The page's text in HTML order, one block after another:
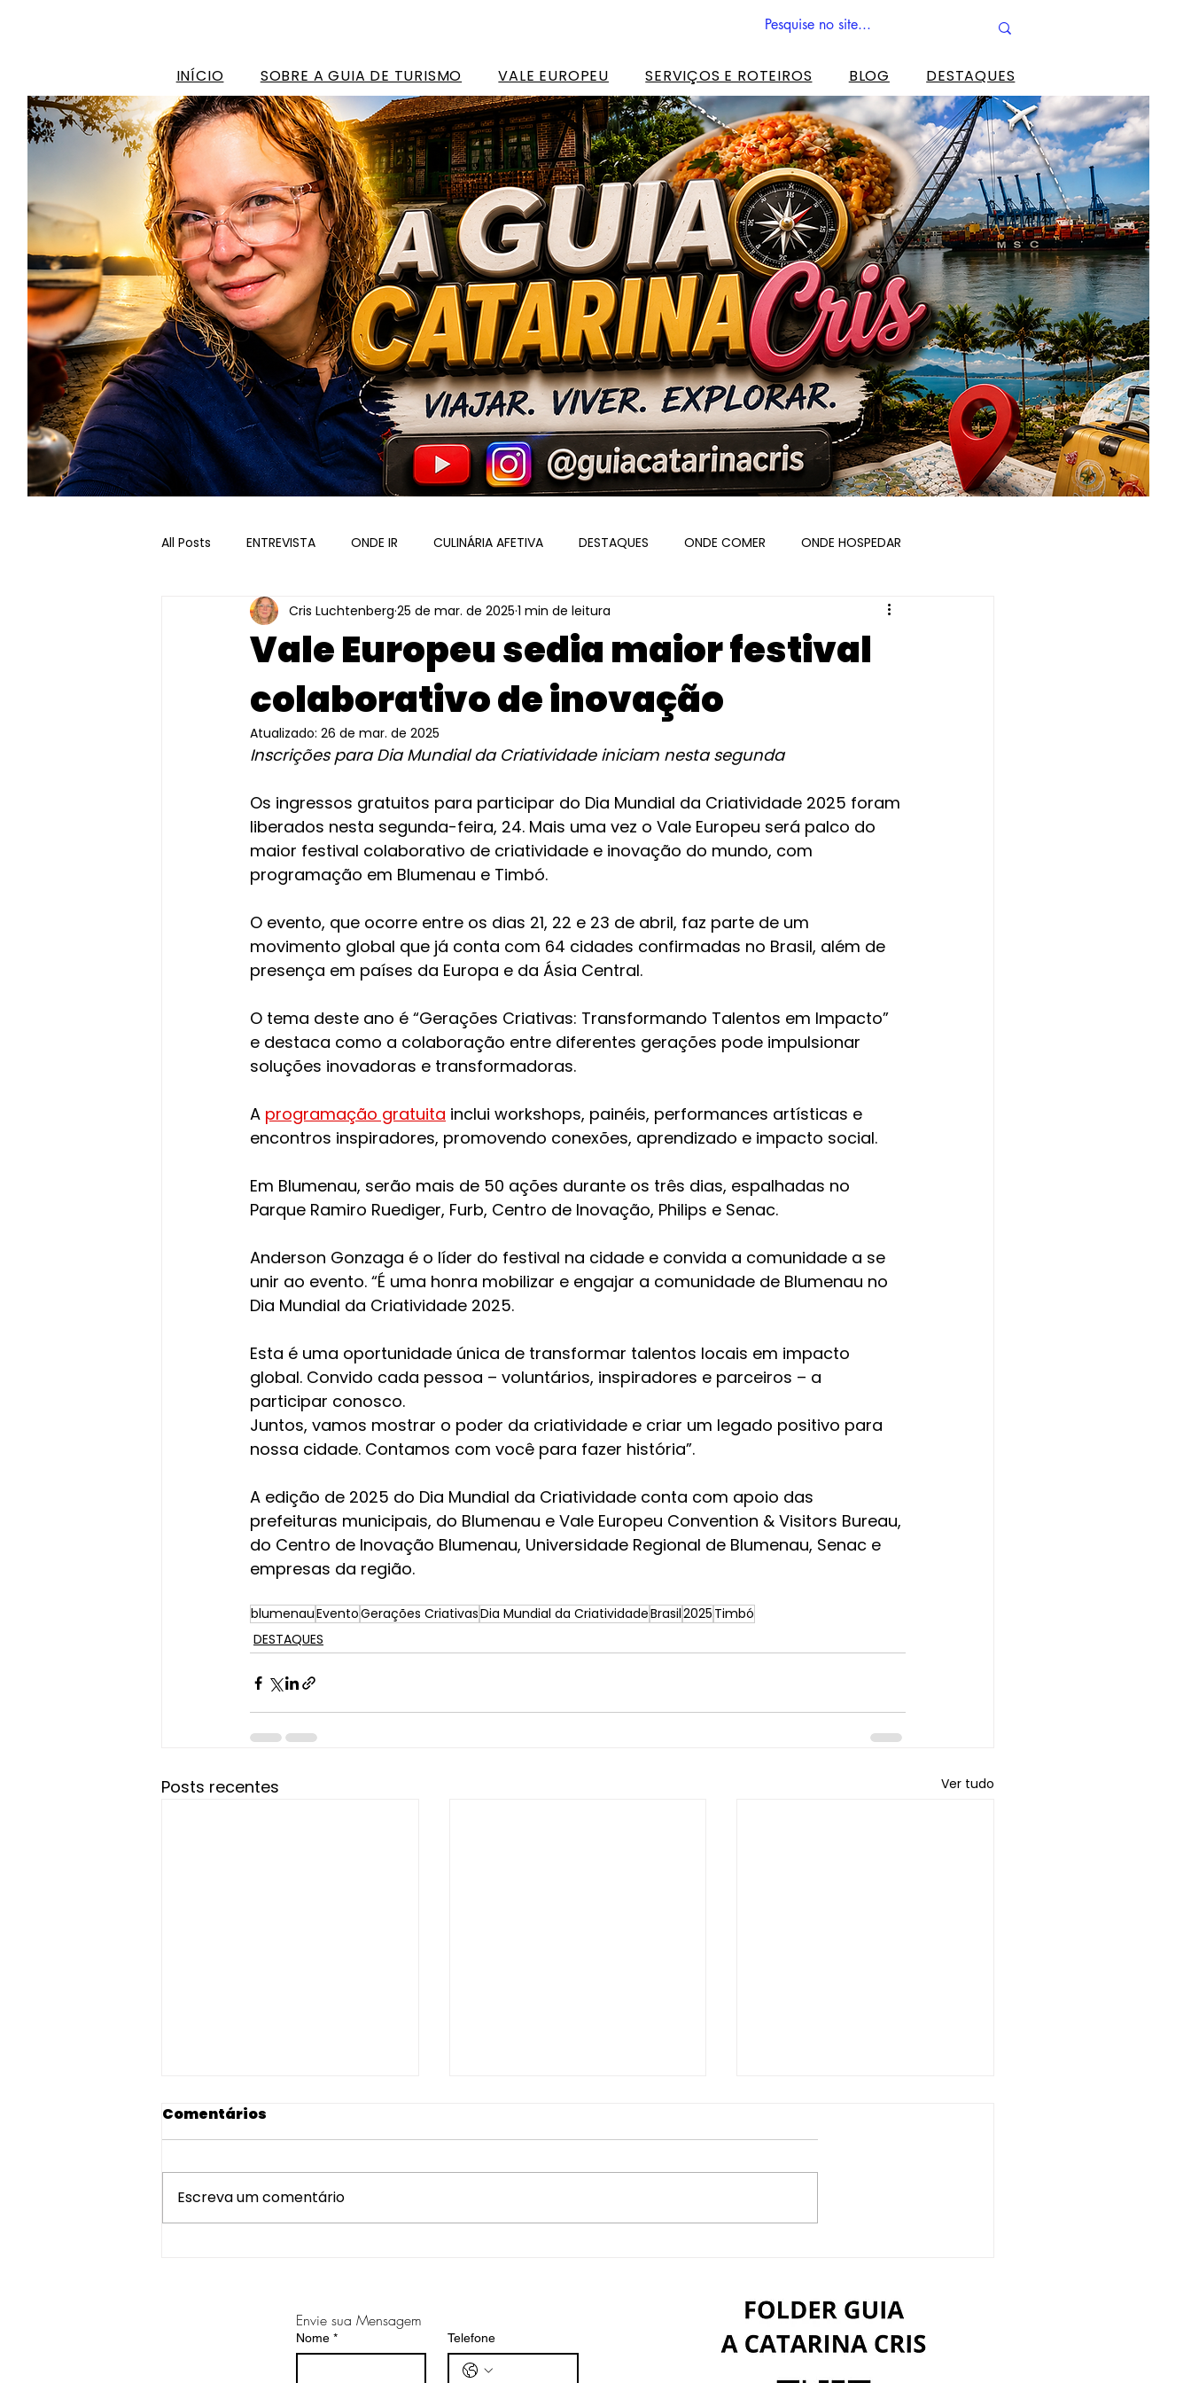
INÍCIO SOBRE A GUIA DE TURISMO VALE EUROPEU SERVIÇOS E ROTEIROS BLOG DESTAQUES
All Posts ENTREVISTA ONDE IR CULINÁRIA AFETIVA DESTAQUES ONDE COMER ONDE HOSPEDAR
ROTEIROS RECEPTIVOS VALE EUROPEU BLUMENAU ITAJAÍ SERVIÇOS E ROTEIROS
Vale Europeu sedia maior festival
colaborativo de inovação
Cris Luchtenberg 25 de mar. de 2025 1 min de leitura
Atualizado: 26 de mar. de 2025
Inscrições para Dia Mundial da Criatividade iniciam nesta segunda
Os ingressos gratuitos para participar do Dia Mundial da Criatividade 2025 foram
liberados nesta segunda-feira, 24. Mais uma vez o Vale Europeu será palco do
maior festival colaborativo de criatividade e inovação do mundo, com
programação em Blumenau e Timbó.
O evento, que ocorre entre os dias 21, 22 e 23 de abril, faz parte de um
movimento global que já conta com 64 cidades confirmadas no Brasil, além de
presença em países da Europa e da Ásia Central.
O tema deste ano é “Gerações Criativas: Transformando Talentos em Impacto”
e destaca como a colaboração entre diferentes gerações pode impulsionar
soluções inovadoras e transformadoras.
A programação gratuita inclui workshops, painéis, performances artísticas e
encontros inspiradores, promovendo conexões, aprendizado e impacto social.
Em Blumenau, serão mais de 50 ações durante os três dias, espalhadas no
Parque Ramiro Ruediger, Furb, Centro de Inovação, Philips e Senac.
Anderson Gonzaga é o líder do festival na cidade e convida a comunidade a se
unir ao evento. “É uma honra mobilizar e engajar a comunidade de Blumenau no
Dia Mundial da Criatividade 2025.
Esta é uma oportunidade única de transformar talentos locais em impacto
global. Convido cada pessoa – voluntários, inspiradores e parceiros – a
participar conosco.
Juntos, vamos mostrar o poder da criatividade e criar um legado positivo para
nossa cidade. Contamos com você para fazer história”.
A edição de 2025 do Dia Mundial da Criatividade conta com apoio das
prefeituras municipais, do Blumenau e Vale Europeu Convention & Visitors Bureau,
do Centro de Inovação Blumenau, Universidade Regional de Blumenau, Senac e
empresas da região.
blumenauEventoGerações CriativasDia Mundial da CriatividadeBrasil2025 Timbó
DESTAQUES
Posts recentes Ver tudo
Vendas
Comentários
Escreva um comentário
Envie sua Mensagem
Nome * Telefone